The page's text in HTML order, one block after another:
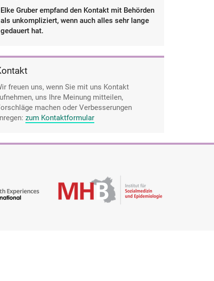
Elke Gruber empfand den Kontakt mit Behörden
als unkompliziert, wenn auch alles sehr lange
gedauert hat.
freuen uns, wenn Sie mit uns Kontakt
uns Ihre Meinung mitteilen,
machen oder Verbesserungen
zum Kontaktformular